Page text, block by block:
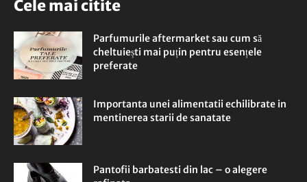
Cele mai citite
Parfumurile aftermarket sau cum să
cheltuiești mai puțin pentru esențele
preferate
Importanta unei alimentatii echilibrate in
mentinerea starii de sanatate
Pantofii barbatesti din lac – o alegere